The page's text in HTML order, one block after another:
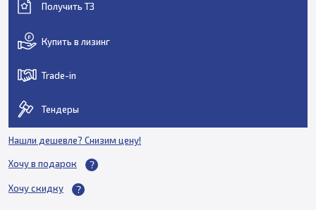
Получить ТЗ
Купить в лизинг
Trade-in
Тендеры
Нашли дешевле? Снизим цену!
Хочу в подарок
Хочу скидку